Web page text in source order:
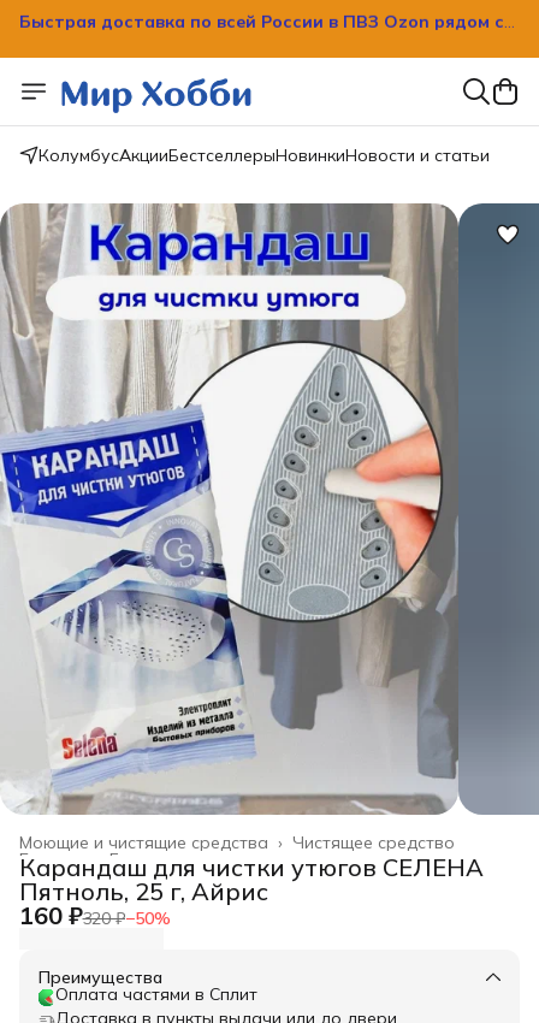
Быстрая доставка по всей России в ПВЗ Ozon рядом с
КолумбусАкцииБестселлерыНовинкиНовости и статьи
Чистящее средство
Моющие и чистящие средства ›
Бытовая химия ›
Главная
Карандаш для чистки утюгов СЕЛЕНА
Пятноль, 25 г, Айрис
160 ₽320 ₽−50%
Преимущества
Оплата частями в Сплит
Доставка в пункты выдачи или до двери